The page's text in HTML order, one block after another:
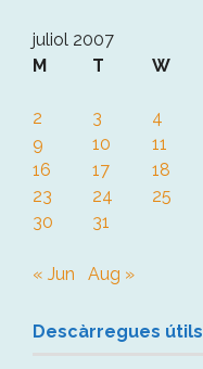
juliol 2007
M
T W
2
3 4
9
10 11
16
17 18
23
24 25
30
31
« Jun Aug »
Descàrregues útils